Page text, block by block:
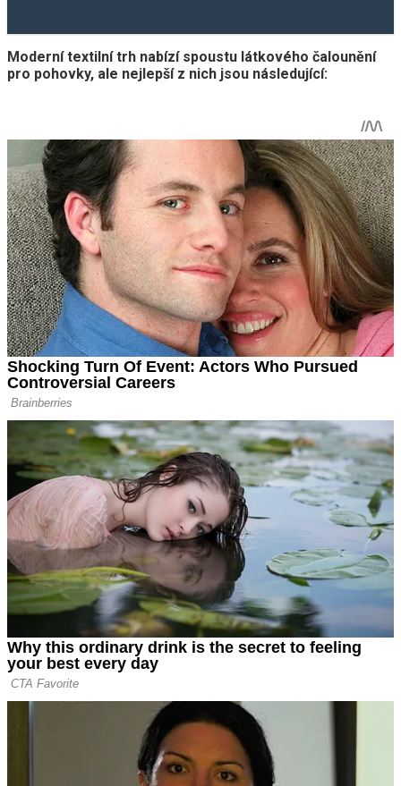
Moderní textilní trh nabízí spoustu látkového čalounění
pro pohovky, ale nejlepší z nich jsou následující: